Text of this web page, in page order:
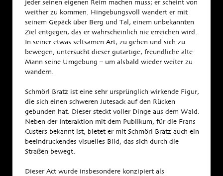
jeder seinen eigenen Reim machen muss; er scheint von
weither zu kommen. Hingebungsvoll wandert er mit
seinem Gepäck über Berg und Tal, einem unbekannten
Ziel entgegen, das er wahrscheinlich nie erreichen wird.
In seiner etwas seltsamen Art, zu gehen und sich zu
bewegen, untersucht dieser gutartige, freundliche alte
Mann seine Umgebung – um alsbald wieder weiter zu
wandern.
Schmörl Bratz ist eine sehr ursprünglich wirkende Figur,
die sich einen schweren Jutesack auf den Rücken
gebunden hat. Dieser steckt voller Dinge aus dem Wald.
Neben der Interaktion mit dem Publikum, für die Frans
Custers bekannt ist, bietet er mit Schmörl Bratz auch ein
beeindruckendes visuelles Bild, das sich durch die
Straßen bewegt.
Dieser Act wurde insbesondere konzipiert als